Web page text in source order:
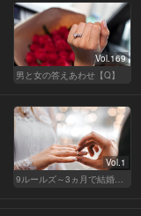
Vol.169
男と女の答えあわせ【Q】
Vol.1
9ルールズ～3ヵ月で結婚する方法～